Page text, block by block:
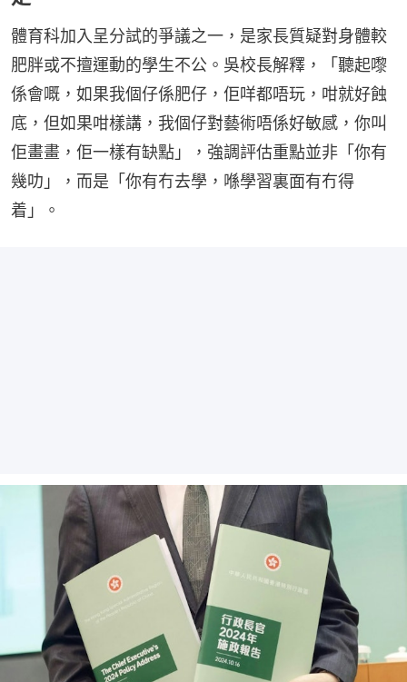
體育科加入呈分試的爭議之一，是家長質疑對身體較
肥胖或不擅運動的學生不公。吳校長解釋，「聽起嚟
係會嘅，如果我個仔係肥仔，佢咩都唔玩，咁就好蝕
底，但如果咁樣講，我個仔對藝術唔係好敏感，你叫
佢畫畫，佢一樣有缺點」，強調評估重點並非「你有
幾叻」，而是「你有冇去學，喺學習裏面有冇得
着」。